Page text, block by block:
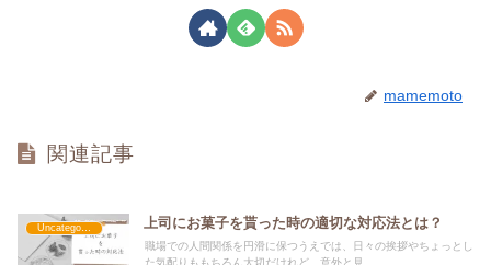
mamemoto
関連記事
Uncategorized 上司にお菓子を貰った時の適切な対応法とは？
職場での人間関係を円滑に保つうえでは、日々の挨拶やちょっとし
た気配りももちろん大切だけれど、意外と見...